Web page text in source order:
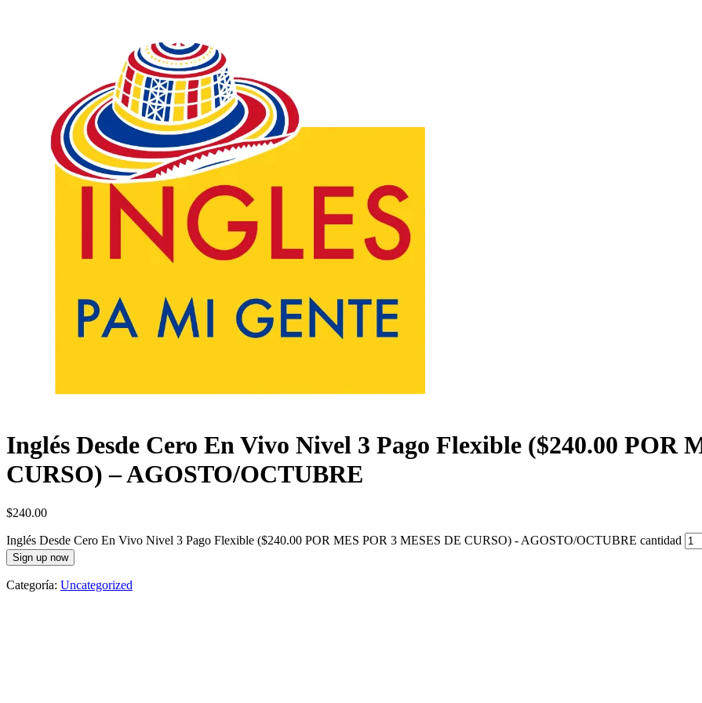
Inglés Desde Cero En Vivo Nivel 3 Pago Flexible ($240.00 POR
CURSO) – AGOSTO/OCTUBRE
$240.00
Inglés Desde Cero En Vivo Nivel 3 Pago Flexible ($240.00 POR MES POR 3 MESES DE CURSO) - AGOSTO/OCTUBRE cantidad
Sign up now
Categoría: Uncategorized